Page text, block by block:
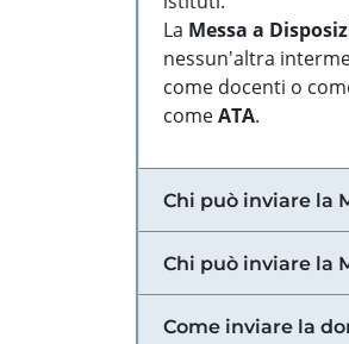
La Messa a
nessun'altra
come docenti o
comeATA.
Chi può inviare la
Chi può inviare la
Come inviare la